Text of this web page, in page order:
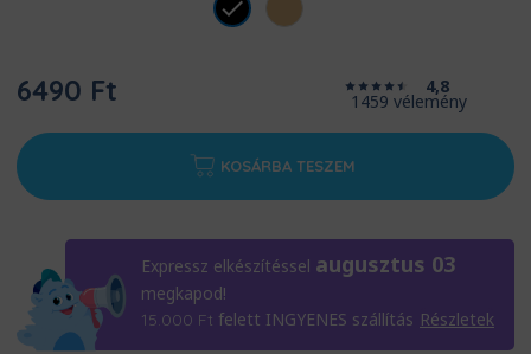
6490 Ft 4,8
1459 vélemény
KOSÁRBA TESZEM
Expressz elkészítéssel augusztus 03
megkapod!
15.000 Ft felett INGYENES szállítás Részletek